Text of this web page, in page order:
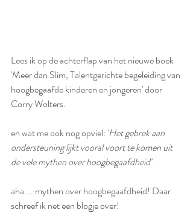
Lees ik op de achterflap van het nieuwe boek
'Meer dan Slim, Talentgerichte begeleiding van
hoogbegaafde kinderen en jongeren' door
Corry Wolters.
en wat me ook nog opviel: 'Het gebrek aan
ondersteuning lijkt vooral voort te komen uit
de vele mythen over hoogbegaafdheid''
aha ... mythen over hoogbegaafdheid! Daar
schreef ik net een blogje over!